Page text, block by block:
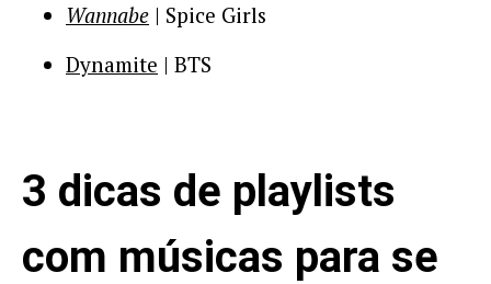
Wannabe | Spice Girls
Dynamite | BTS
3 dicas de playlists
com músicas para se